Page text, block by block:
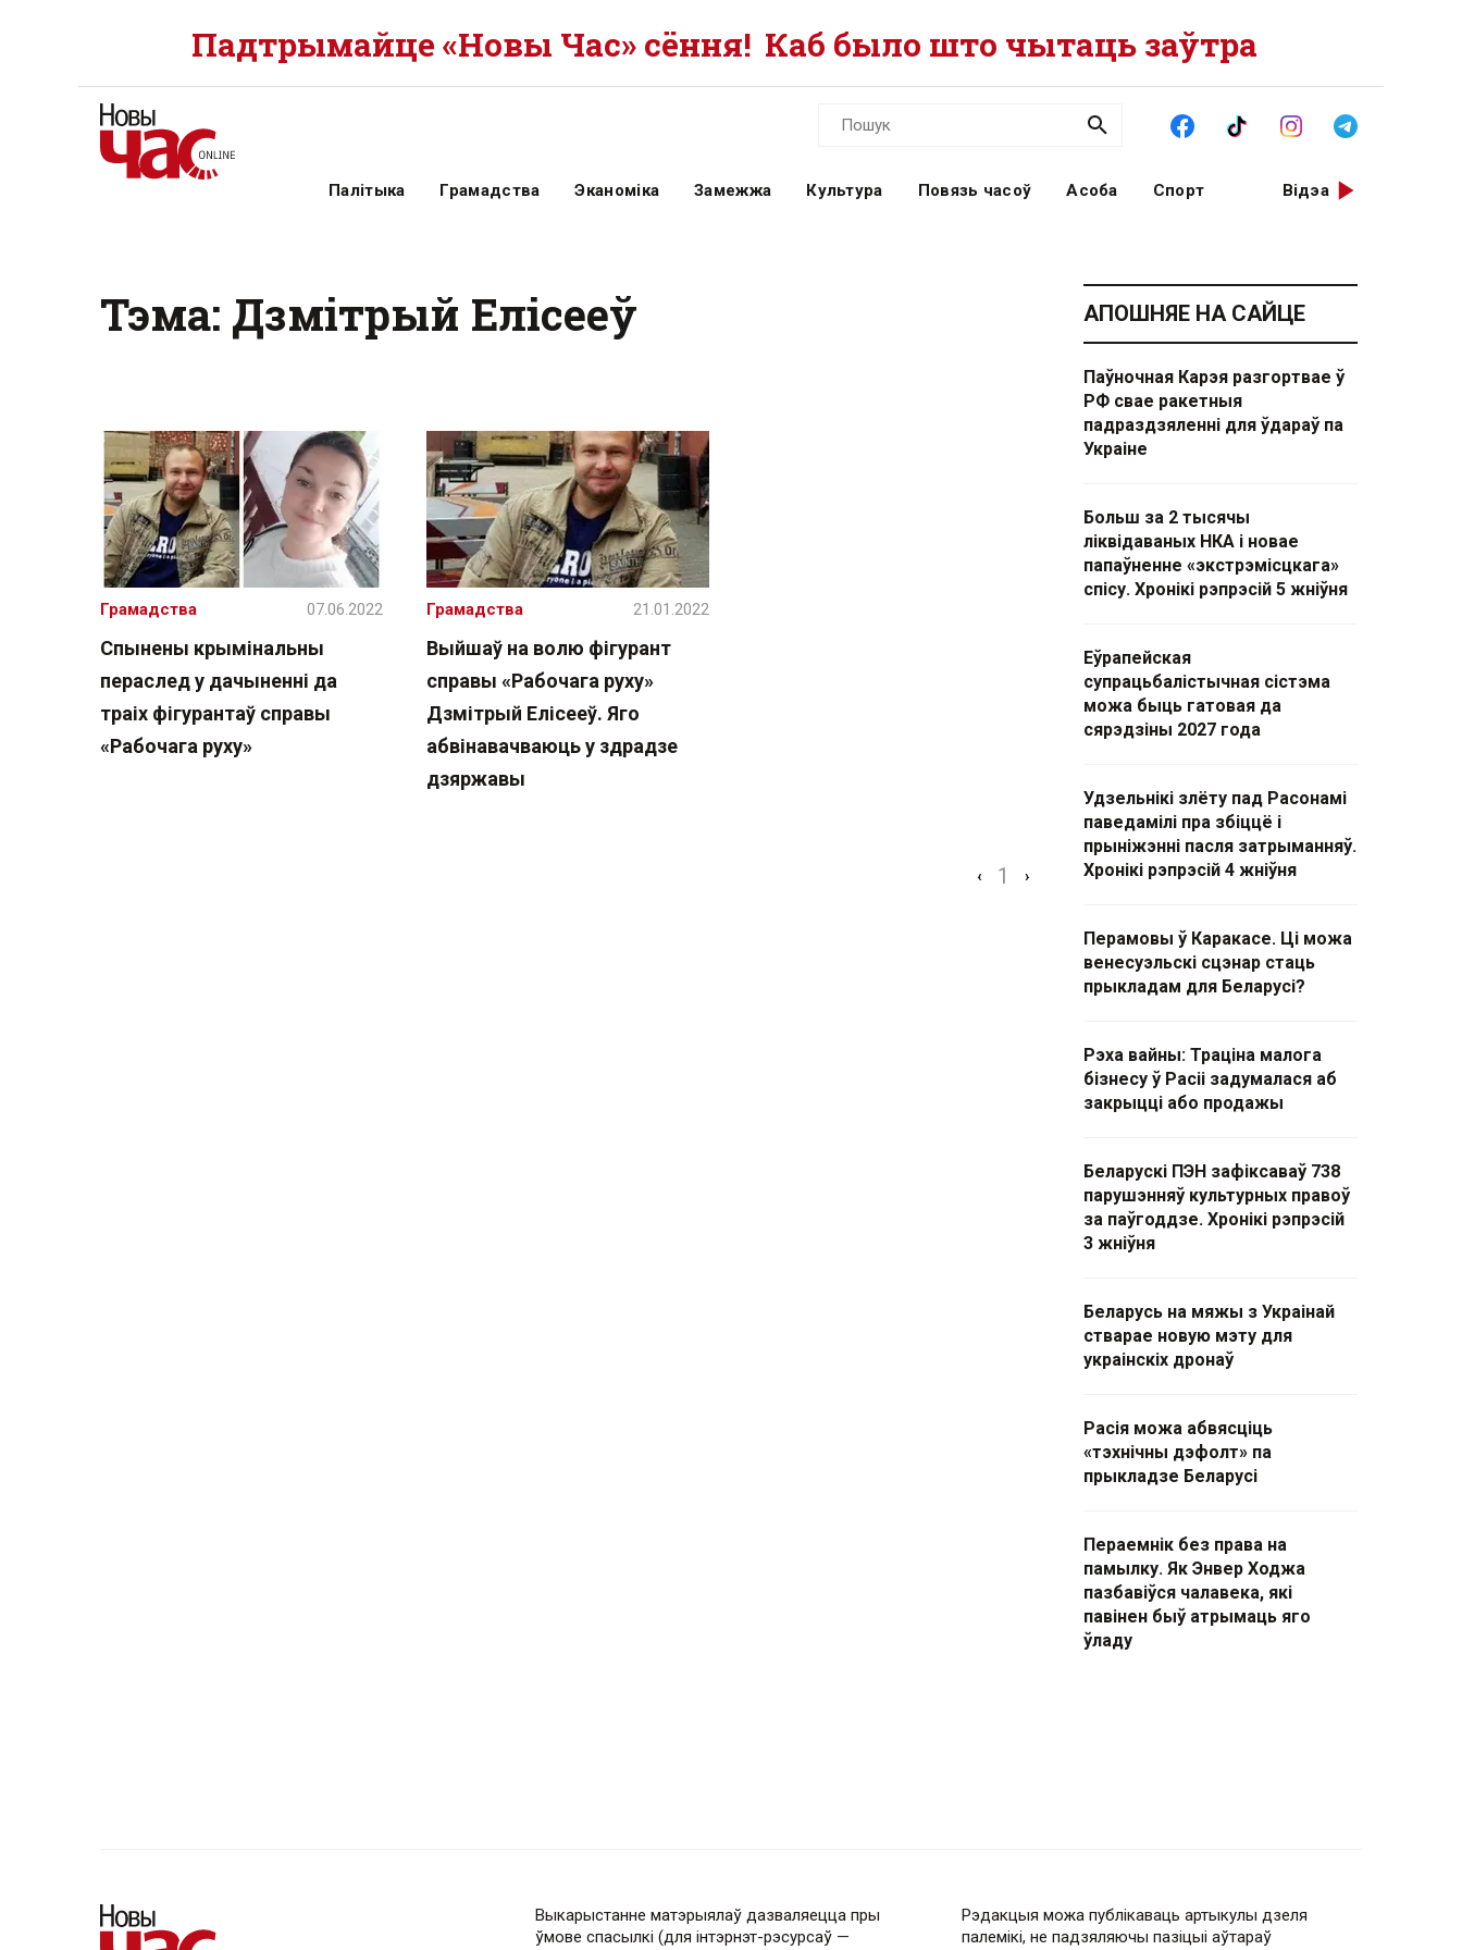
Падтрымайце «Новы Час» сёння! Каб было што чытаць заўтра
Палітыка Грамадства Эканоміка Замежжа Культура Повязь часоў Асоба Спорт Відэа
Тэма: Дзмітрый Елісееў
Спынены крымінальны
пераслед у дачыненні да
траіх фігурантаў справы
«Рабочага руху»
Грамадства 07.06.2022
Выйшаў на волю фігурант
справы «Рабочага руху»
Дзмітрый Елісееў. Яго
абвінавачваюць у здрадзе
дзяржавы
Грамадства 21.01.2022
‹ 1 ›
АПОШНЯЕ НА САЙЦЕ
Паўночная Карэя разгортвае ў
РФ свае ракетныя
падраздзяленні для ўдараў па
Украіне
Больш за 2 тысячы
ліквідаваных НКА і новае
папаўненне «экстрэмісцкага»
спісу. Хронікі рэпрэсій 5 жніўня
Еўрапейская
супрацьбалістычная сістэма
можа быць гатовая да
сярэдзіны 2027 года
Удзельнікі злёту пад Расонамі
паведамілі пра збіццё і
прыніжэнні пасля затрыманняў.
Хронікі рэпрэсій 4 жніўня
Перамовы ў Каракасе. Ці можа
венесуэльскі сцэнар стаць
прыкладам для Беларусі?
Рэха вайны: Траціна малога
бізнесу ў Расіі задумалася аб
закрыцці або продажы
Беларускі ПЭН зафіксаваў 738
парушэнняў культурных правоў
за паўгоддзе. Хронікі рэпрэсій
3 жніўня
Беларусь на мяжы з Украінай
стварае новую мэту для
украінскіх дронаў
Расія можа абвясціць
«тэхнічны дэфолт» па
прыкладзе Беларусі
Пераемнік без права на
памылку. Як Энвер Ходжа
пазбавіўся чалавека, які
павінен быў атрымаць яго
ўладу
Выкарыстанне матэрыялаў дазваляецца пры
ўмове спасылкі (для інтэрнэт-рэсурсаў —
Рэдакцыя можа публікаваць артыкулы дзеля
палемікі, не падзяляючы пазіцыі аўтараў